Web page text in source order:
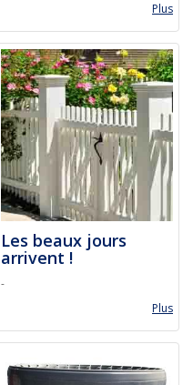
Plus
Les beaux jours
arrivent !
-
Plus